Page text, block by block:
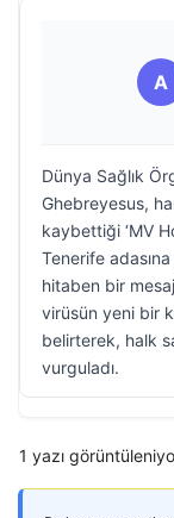
A
Dünya Sağlık
Ghebreyesus,
kaybettiği ‘MV
Tenerife
hitaben bir
virüsün yeni bir
belirterek, halk
vurguladı.
1 yazı